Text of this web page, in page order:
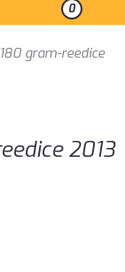
0
gram-reedice
2013